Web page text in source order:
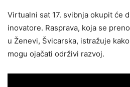
Virtualni sat 17. svibnja okupit će
inovatore. Rasprava, koja se
u Ženevi, Švicarska, istražuje
mogu ojačati održivi razvoj.